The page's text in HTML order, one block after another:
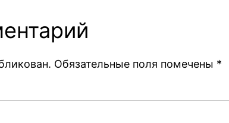
Обязательные поля помечены *